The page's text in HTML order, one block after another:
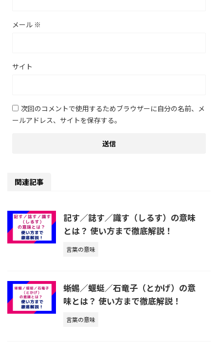
メール ※
サイト
次回のコメントで使用するためブラウザーに自分の名前、メ
ールアドレス、サイトを保存する。
関連記事
記す／誌す／識す（しるす）の意味
とは？ 使い方まで徹底解説！
言葉の意味
蜥蜴／蝘蜓／石竜子（とかげ）の意
味とは？ 使い方まで徹底解説！
言葉の意味